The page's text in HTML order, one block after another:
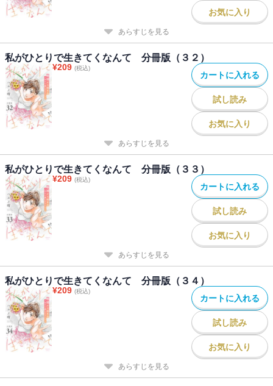
お気に入り
あらすじを見る
私がひとりで生きてくなんて 分冊版（３２）
¥209 (税込)
カートに入れる
試し読み
お気に入り
あらすじを見る
私がひとりで生きてくなんて 分冊版（３３）
¥209 (税込)
カートに入れる
試し読み
お気に入り
あらすじを見る
私がひとりで生きてくなんて 分冊版（３４）
¥209 (税込)
カートに入れる
試し読み
お気に入り
あらすじを見る